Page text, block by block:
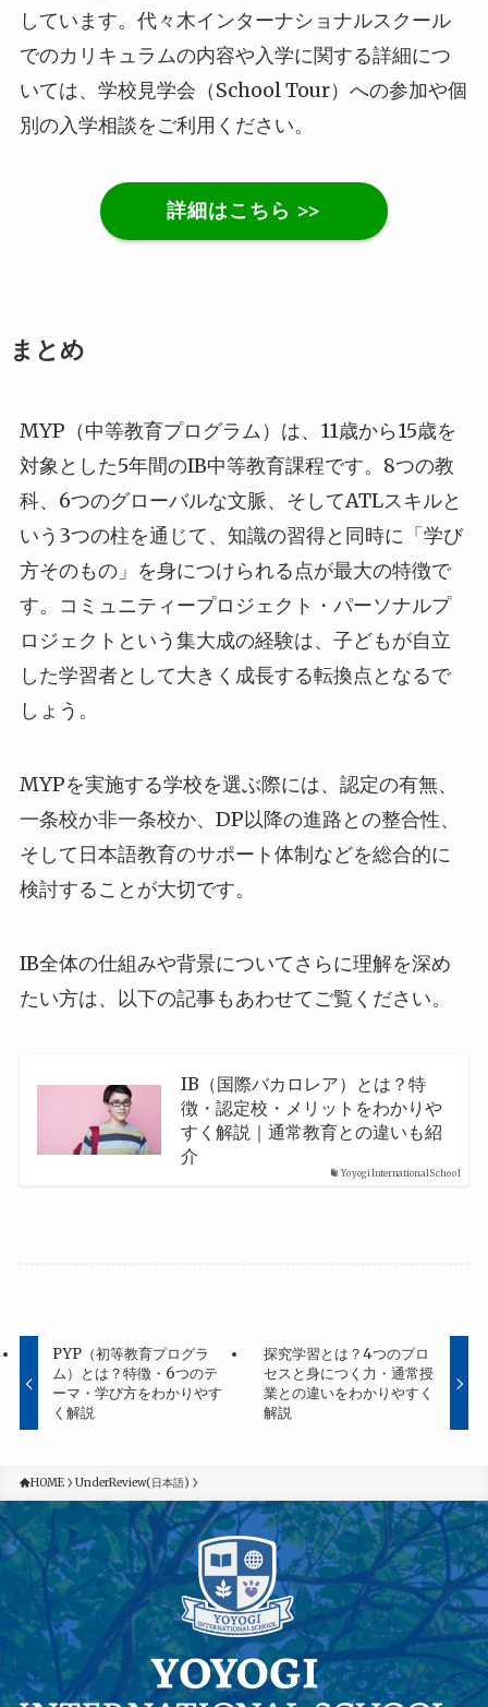
しています。代々木インターナショナルスクール
でのカリキュラムの内容や入学に関する詳細につ
いては、学校見学会（School Tour）への参加や個
別の入学相談をご利用ください。
詳細はこちら >>
まとめ
MYP（中等教育プログラム）は、11歳から15歳を
対象とした5年間のIB中等教育課程です。8つの教
科、6つのグローバルな文脈、そしてATLスキルと
いう3つの柱を通じて、知識の習得と同時に「学び
方そのもの」を身につけられる点が最大の特徴で
す。コミュニティープロジェクト・パーソナルプ
ロジェクトという集大成の経験は、子どもが自立
した学習者として大きく成長する転換点となるで
しょう。
MYPを実施する学校を選ぶ際には、認定の有無、
一条校か非一条校か、DP以降の進路との整合性、
そして日本語教育のサポート体制などを総合的に
検討することが大切です。
IB全体の仕組みや背景についてさらに理解を深め
たい方は、以下の記事もあわせてご覧ください。
Yoyogi International School
IB（国際バカロレア）とは？特
徴・認定校・メリットをわかりや
すく解説｜通常教育との違いも紹
介
PYP（初等教育プログラ
ム）とは？特徴・6つのテ
ーマ・学び方をわかりやす
く解説
探究学習とは？4つのプロ
セスと身につく力・通常授
業との違いをわかりやすく
解説
HOME UnderReview(日本語)